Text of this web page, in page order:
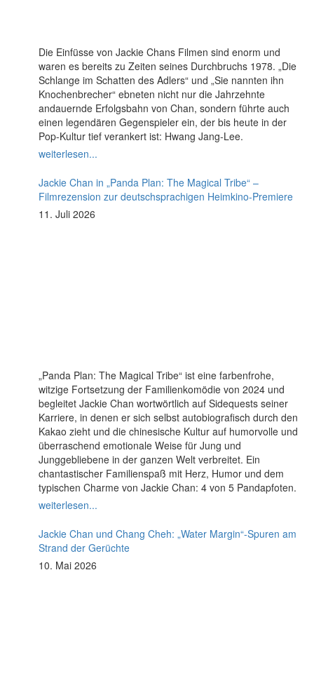
Die Einfüsse von Jackie Chans Filmen sind enorm und
waren es bereits zu Zeiten seines Durchbruchs 1978. „Die
Schlange im Schatten des Adlers“ und „Sie nannten ihn
Knochenbrecher“ ebneten nicht nur die Jahrzehnte
andauernde Erfolgsbahn von Chan, sondern führte auch
einen legendären Gegenspieler ein, der bis heute in der
Pop-Kultur tief verankert ist: Hwang Jang-Lee.
weiterlesen...
Jackie Chan in „Panda Plan: The Magical Tribe“ –
Filmrezension zur deutschsprachigen Heimkino-Premiere
11. Juli 2026
„Panda Plan: The Magical Tribe“ ist eine farbenfrohe,
witzige Fortsetzung der Familienkomödie von 2024 und
begleitet Jackie Chan wortwörtlich auf Sidequests seiner
Karriere, in denen er sich selbst autobiografisch durch den
Kakao zieht und die chinesische Kultur auf humorvolle und
überraschend emotionale Weise für Jung und
Junggebliebene in der ganzen Welt verbreitet. Ein
chantastischer Familienspaß mit Herz, Humor und dem
typischen Charme von Jackie Chan: 4 von 5 Pandapfoten.
weiterlesen...
Jackie Chan und Chang Cheh: „Water Margin“-Spuren am
Strand der Gerüchte
10. Mai 2026